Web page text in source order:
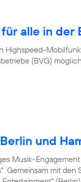
alle in der
Highspeed-
(BVG)
und
Musik-
Gemeinsam mit